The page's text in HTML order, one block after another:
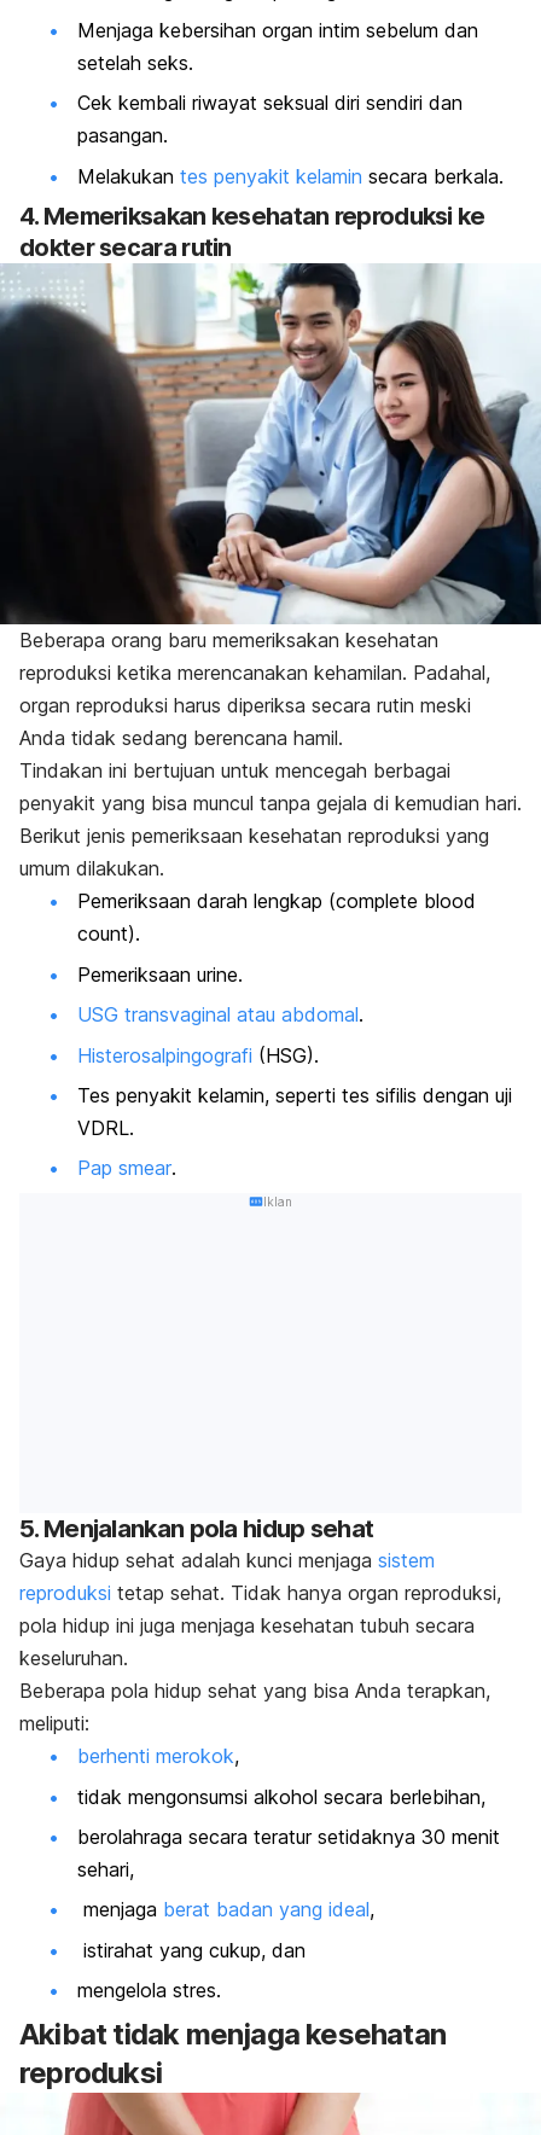
Menjaga kebersihan organ intim sebelum dan
setelah seks.
Cek kembali riwayat seksual diri sendiri dan
pasangan.
Melakukan tes penyakit kelamin secara berkala.
4. Memeriksakan kesehatan reproduksi ke
dokter secara rutin
Beberapa orang baru memeriksakan kesehatan
reproduksi ketika merencanakan kehamilan. Padahal,
organ reproduksi harus diperiksa secara rutin meski
Anda tidak sedang berencana hamil.
Tindakan ini bertujuan untuk mencegah berbagai
penyakit yang bisa muncul tanpa gejala di kemudian hari.
Berikut jenis pemeriksaan kesehatan reproduksi yang
umum dilakukan.
Pemeriksaan darah lengkap (complete blood
count).
Pemeriksaan urine.
USG transvaginal atau abdomal.
Histerosalpingografi (HSG).
Tes penyakit kelamin, seperti tes sifilis dengan uji
VDRL.
Pap smear.
Iklan
5. Menjalankan pola hidup sehat
Gaya hidup sehat adalah kunci menjaga sistem
reproduksi tetap sehat. Tidak hanya organ reproduksi,
pola hidup ini juga menjaga kesehatan tubuh secara
keseluruhan.
Beberapa pola hidup sehat yang bisa Anda terapkan,
meliputi:
berhenti merokok,
tidak mengonsumsi alkohol secara berlebihan,
berolahraga secara teratur setidaknya 30 menit
sehari,
menjaga berat badan yang ideal,
istirahat yang cukup, dan
mengelola stres.
Akibat tidak menjaga kesehatan
reproduksi